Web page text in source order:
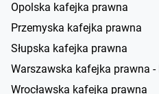
Opolska kafejka prawna
Przemyska kafejka prawna
Słupska kafejka prawna
Warszawska kafejka prawna -
Wrocławska kafejka prawna